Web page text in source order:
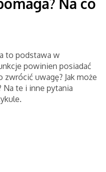
to podstawa w
powinien posiadać
uwagę? Jak może
Na te i inne pytania